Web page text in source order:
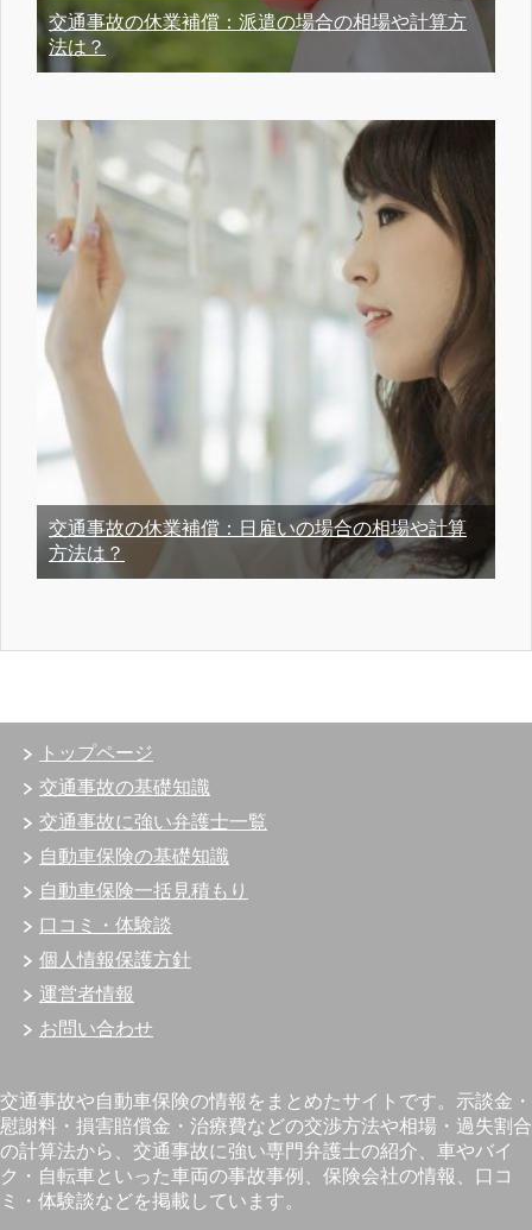
交通事故の休業補償：派遣の場合の相場や計算方
法は？
交通事故の休業補償：日雇いの場合の相場や計算
方法は？
トップページ
交通事故の基礎知識
交通事故に強い弁護士一覧
自動車保険の基礎知識
自動車保険一括見積もり
口コミ・体験談
個人情報保護方針
運営者情報
お問い合わせ
交通事故や自動車保険の情報をまとめたサイトです。示談金・
慰謝料・損害賠償金・治療費などの交渉方法や相場・過失割合
の計算法から、交通事故に強い専門弁護士の紹介、車やバイ
ク・自転車といった車両の事故事例、保険会社の情報、口コ
ミ・体験談などを掲載しています。